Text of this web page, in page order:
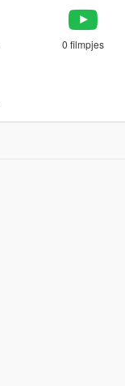
0 filmpjes